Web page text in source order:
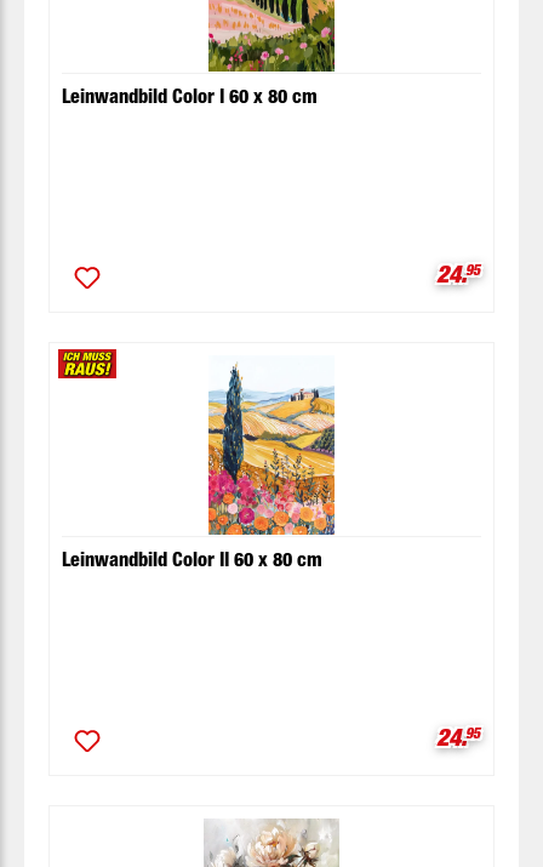
Leinwandbild Color I 60 x 80 cm
24.95
Leinwandbild Color II 60 x 80 cm
24.95